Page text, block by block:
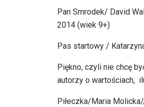
Pan Smrodek/ David
2014 (wiek 9+)
Pas startowy /
Piękno, czyli nie chcę
autorzy o wartościach,
Piłeczka/Maria